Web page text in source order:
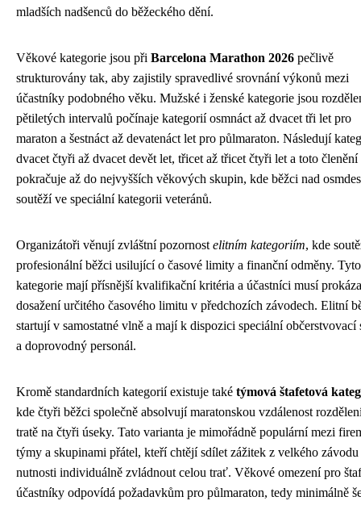
mladších nadšenců do běžeckého dění.
Věkové kategorie jsou při Barcelona Marathon 2026 pečlivě
strukturovány tak, aby zajistily spravedlivé srovnání výkonů mezi
účastníky podobného věku. Mužské i ženské kategorie jsou
pětiletých intervalů počínaje kategorií osmnáct až dvacet tři let pro
maraton a šestnáct až devatenáct let pro půlmaraton. Následují
dvacet čtyři až dvacet devět let, třicet až třicet čtyři let a toto členění
pokračuje až do nejvyšších věkových skupin, kde běžci nad
soutěží ve speciální kategorii veteránů.
Organizátoři věnují zvláštní pozornost elitním kategoriím, kde
profesionální běžci usilující o časové limity a finanční odměny. Tyto
kategorie mají přísnější kvalifikační kritéria a účastníci musí
dosažení určitého časového limitu v předchozích závodech. Elitní
startují v samostatné vlně a mají k dispozici speciální občerstvovací
a doprovodný personál.
Kromě standardních kategorií existuje také týmová štafetová
kde čtyři běžci společně absolvují maratonskou vzdálenost
tratě na čtyři úseky. Tato varianta je mimořádně populární mezi
týmy a skupinami přátel, kteří chtějí sdílet zážitek z velkého závodu
nutnosti individuálně zvládnout celou trať. Věkové omezení pro
účastníky odpovídá požadavkům pro půlmaraton, tedy minimálně